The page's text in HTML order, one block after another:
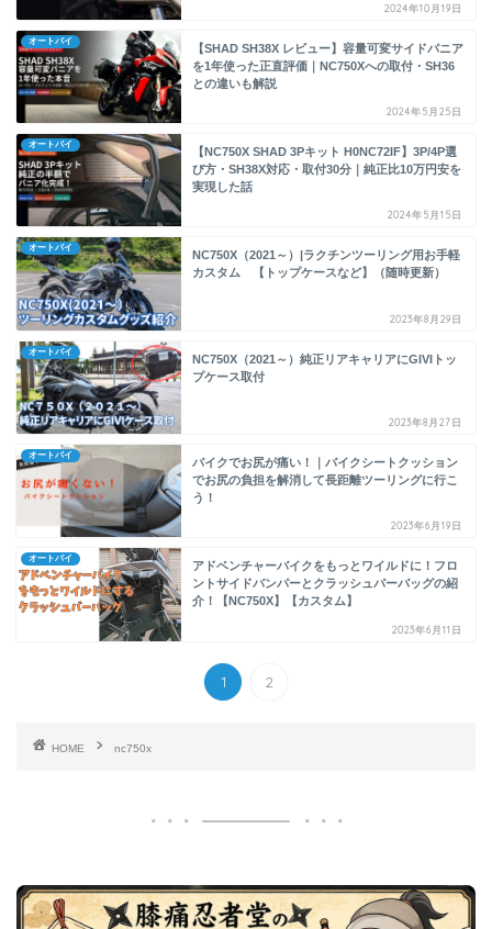
2024年10月19日
オートバイ
【SHAD SH38X レビュー】容量可変サイドパニア
を1年使った正直評価｜NC750Xへの取付・SH36
との違いも解説
2024年5月25日
オートバイ
【NC750X SHAD 3Pキット H0NC72IF】3P/4P選
び方・SH38X対応・取付30分｜純正比10万円安を
実現した話
2024年5月15日
オートバイ
NC750X（2021～）|ラクチンツーリング用お手軽
カスタム 【トップケースなど】（随時更新）
2023年8月29日
オートバイ
NC750X（2021～）純正リアキャリアにGIVIトッ
プケース取付
2023年8月27日
オートバイ
バイクでお尻が痛い！｜バイクシートクッション
でお尻の負担を解消して長距離ツーリングに行こ
う！
2023年6月19日
オートバイ
アドベンチャーバイクをもっとワイルドに！フロ
ントサイドバンパーとクラッシュバーバッグの紹
介！【NC750X】【カスタム】
2023年6月11日
1 2
HOME nc750x